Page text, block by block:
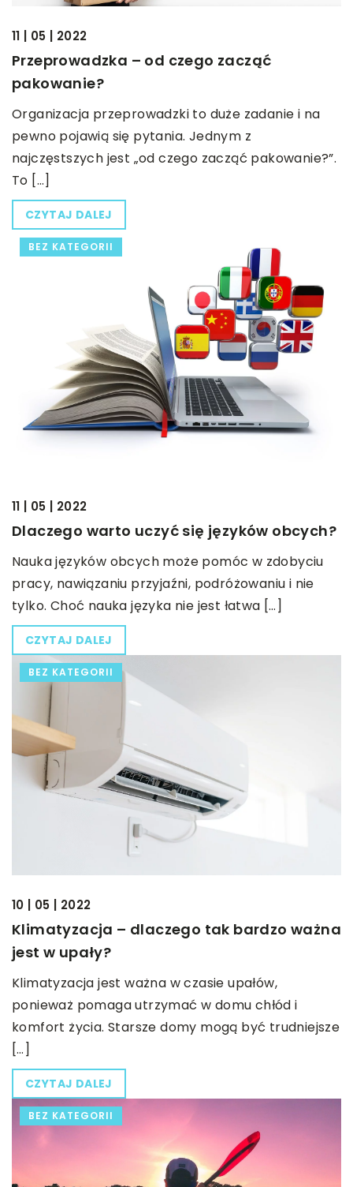
11 | 05 | 2022
Przeprowadzka – od czego zacząć
pakowanie?
Organizacja przeprowadzki to duże zadanie i na
pewno pojawią się pytania. Jednym z
najczęstszych jest „od czego zacząć pakowanie?”.
To […]
CZYTAJ DALEJ
BEZ KATEGORII
11 | 05 | 2022
Dlaczego warto uczyć się języków obcych?
Nauka języków obcych może pomóc w zdobyciu
pracy, nawiązaniu przyjaźni, podróżowaniu i nie
tylko. Choć nauka języka nie jest łatwa […]
CZYTAJ DALEJ
BEZ KATEGORII
10 | 05 | 2022
Klimatyzacja – dlaczego tak bardzo ważna
jest w upały?
Klimatyzacja jest ważna w czasie upałów,
ponieważ pomaga utrzymać w domu chłód i
komfort życia. Starsze domy mogą być trudniejsze
[…]
CZYTAJ DALEJ
BEZ KATEGORII